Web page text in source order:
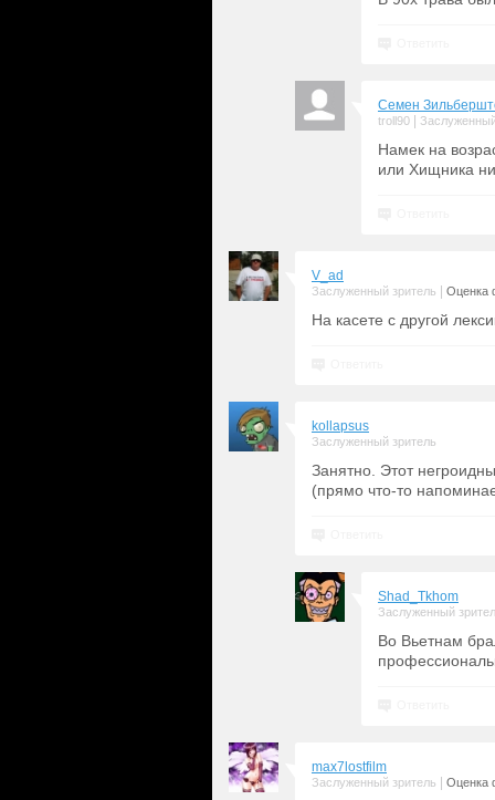
Семен
troll90
Намек на
или Хищника
V_ad
Заслуженный зритель Оценка
На касете с другой
kollapsus
Заслуженный зритель
Занятно. Этот
(прямо что-то
Shad_Tkhom
Заслуженный
Во Вьетнам
max7lostfilm
Заслуженный зритель Оценка